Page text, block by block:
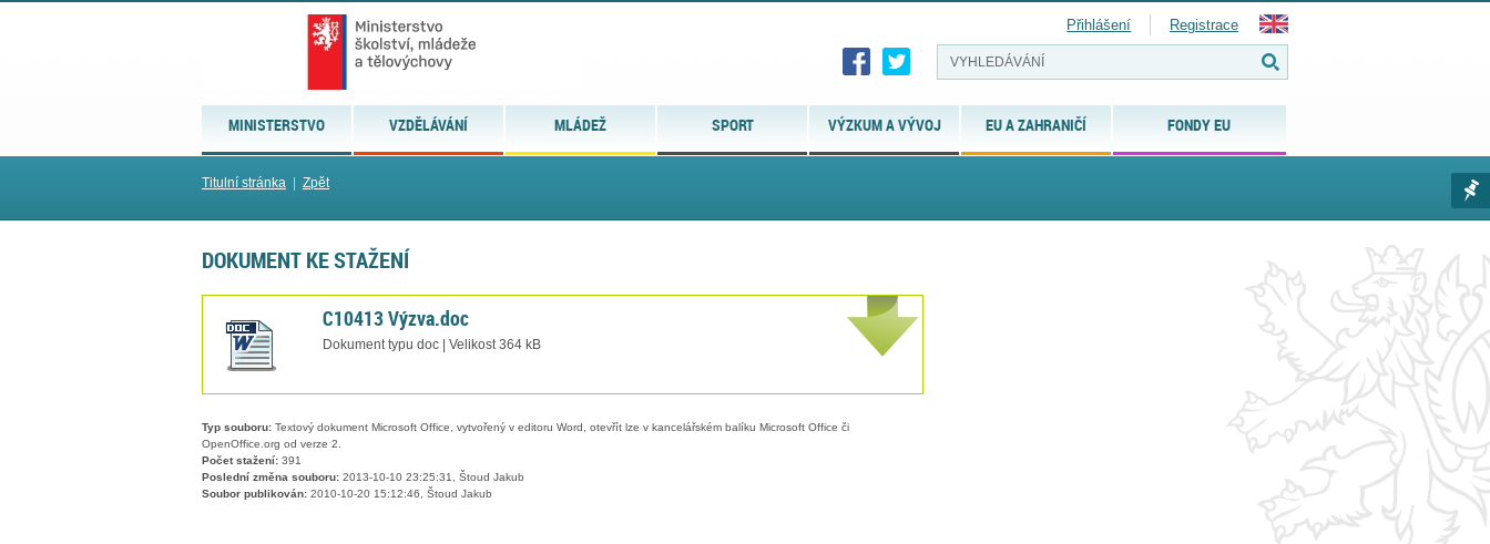
MINISTERSTVO VZDĚLÁVÁNÍ MLÁDEŽ SPORT VÝZKUM A VÝVOJ EU A ZAHRANIČÍ FONDY EU
Přihlášení Registrace
Titulní stránka Zpět
DOKUMENT KE STAŽENÍ
C10413 Výzva.doc
Dokument typu doc | Velikost 364 kB
Typ souboru: Textový dokument Microsoft Office, vytvořený v editoru Word, otevřít lze v kancelářském balíku Microsoft Office či
OpenOffice.org od verze 2.
Počet stažení: 391
Poslední změna souboru: 2013-10-10 23:25:31, Štoud Jakub
Soubor publikován: 2010-10-20 15:12:46, Štoud Jakub